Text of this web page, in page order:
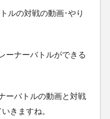
ルの対戦の動画･やり
ーナーバトルができる
ーバトルの動画と対戦
きますね。